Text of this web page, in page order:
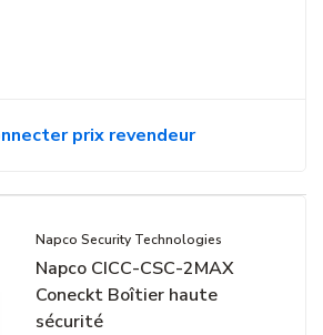
prix revendeur
Napco Security Technologies
Napco CICC-CSC-2MAX
Coneckt Boîtier haute
sécurité